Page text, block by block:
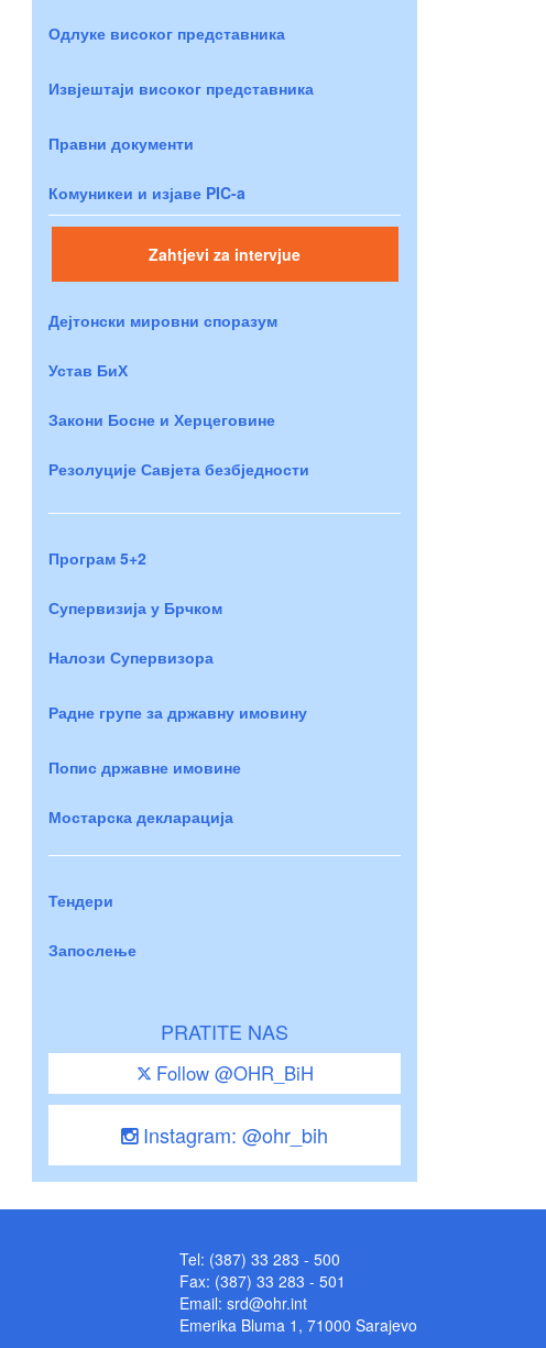
Одлуке високог представника
Извјештаји високог представника
Правни документи
Комуникеи и изјаве PIC-a
Zahtjevi za intervjue
Дејтонски мировни споразум
Устав БиХ
Закони Босне и Херцеговине
Резолуције Савјета безбједности
Програм 5+2
Супервизија у Брчком
Налози Супервизора
Радне групе за државну имовину
Попис државне имовине
Мостарска декларација
Тендери
Запослење
PRATITE NAS
Follow @OHR_BiH
Instagram: @ohr_bih
Tel: (387) 33 283 - 500
Fax: (387) 33 283 - 501
Email: srd@ohr.int
Emerika Bluma 1, 71000 Sarajevo